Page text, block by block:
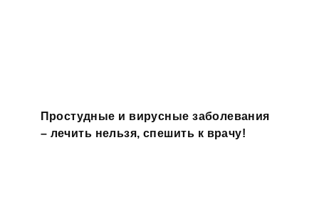
Простудные и вирусные заболевания
– лечить нельзя, спешить к врачу!